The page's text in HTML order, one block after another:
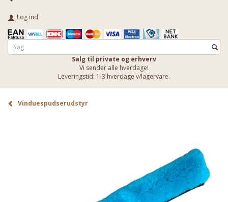
Log ind
Salg til private og erhverv
Vi sender alle hverdage!
Leveringstid: 1-3 hverdage v/lagervare.
Vinduespudserudstyr